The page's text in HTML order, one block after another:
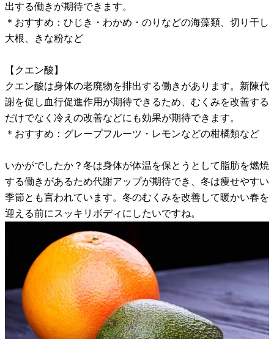
出する働きが期待できます。
＊おすすめ：ひじき・わかめ・のりなどの海藻類、切り干し
大根、きな粉など
【クエン酸】
クエン酸は身体の老廃物を排出する働きがあります。新陳代
謝を促し血行促進作用が期待できるため、むくみを改善する
だけでなく冷えの改善などにも効果が期待できます。
＊おすすめ：グレープフルーツ・レモンなどの柑橘類など
いかがでしたか？冬は身体が体温を保とうとして脂肪を燃焼
する働きがあるため代謝アップが期待でき、冬は痩せやすい
季節とも言われています。冬のむくみを改善して暖かい春を
迎える前にスッキリボディにしたいですね。